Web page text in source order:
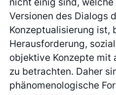
Versionen des Dialogs
Konzeptualisierung ist,
Herausforderung,
objektive Konzepte mit
zu betrachten. Daher
phänomenologische